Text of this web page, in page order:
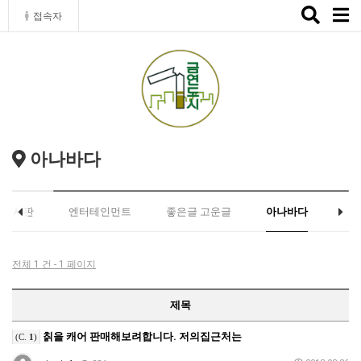
접속자
Toggle
아나바다
게시판 엔터테인먼트 좋은글 고운글 아나바다
전체 1 건 - 1 페이지
제목
(C. 1) 칡을 캐어 판매해보려합니다. 저의집근처는